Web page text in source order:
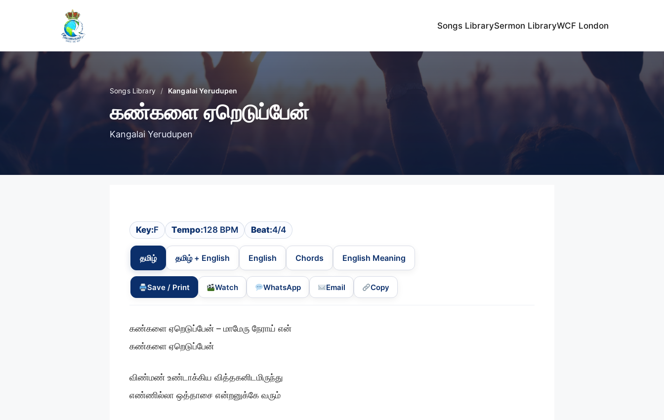
Songs LibrarySermon LibraryWCF London
Songs Library / Kangalai Yerudupen
கண்களை ஏறெடுப்பேன்
Kangalai Yerudupen
Key:F Tempo:128 BPM Beat:4/4
தமிழ் தமிழ் + English English Chords English Meaning
Save / Print Watch WhatsApp Email Copy
கண்களை ஏறெடுப்பேன் – மாமேரு நேராய் என்
கண்களை ஏறெடுப்பேன்
விண்மண் உண்டாக்கிய வித்தகனிடமிருந்து
எண்ணில்லா ஒத்தாசை என்றனுக்கே வரும்